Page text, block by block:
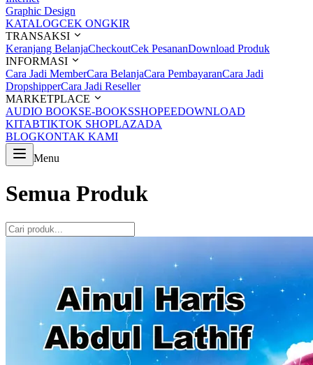
Graphic Design
KATALOGCEK ONGKIR
TRANSAKSI
Keranjang BelanjaCheckoutCek PesananDownload Produk
INFORMASI
Cara Jadi MemberCara BelanjaCara PembayaranCara Jadi
DropshipperCara Jadi Reseller
MARKETPLACE
AUDIO BOOKSE-BOOKSSHOPEEDOWNLOAD
KITABTIKTOK SHOPLAZADA
BLOGKONTAK KAMI
Menu
Semua Produk